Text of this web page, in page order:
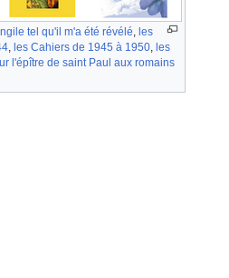
tel qu'il m'a été révélé, les
, les Cahiers de 1945 à 1950, les
l'épître de saint Paul aux romains